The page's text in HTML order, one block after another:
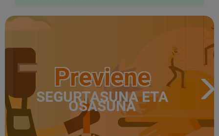
Previene
SEGURTASUNA ETA
OSASUNA